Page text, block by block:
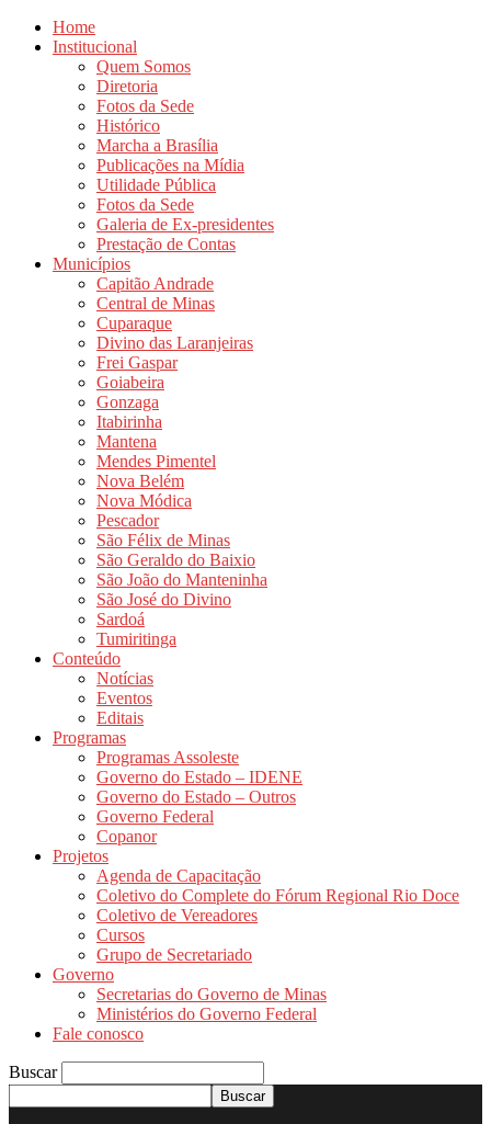
Home
Institucional
Quem Somos
Diretoria
Fotos da Sede
Histórico
Marcha a Brasília
Publicações na Mídia
Utilidade Pública
Fotos da Sede
Galeria de Ex-presidentes
Prestação de Contas
Municípios
Capitão Andrade
Central de Minas
Cuparaque
Divino das Laranjeiras
Frei Gaspar
Goiabeira
Gonzaga
Itabirinha
Mantena
Mendes Pimentel
Nova Belém
Nova Módica
Pescador
São Félix de Minas
São Geraldo do Baixio
São João do Manteninha
São José do Divino
Sardoá
Tumiritinga
Conteúdo
Notícias
Eventos
Editais
Programas
Programas Assoleste
Governo do Estado – IDENE
Governo do Estado – Outros
Governo Federal
Copanor
Projetos
Agenda de Capacitação
Coletivo do Complete do Fórum Regional Rio Doce
Coletivo de Vereadores
Cursos
Grupo de Secretariado
Governo
Secretarias do Governo de Minas
Ministérios do Governo Federal
Fale conosco
Buscar